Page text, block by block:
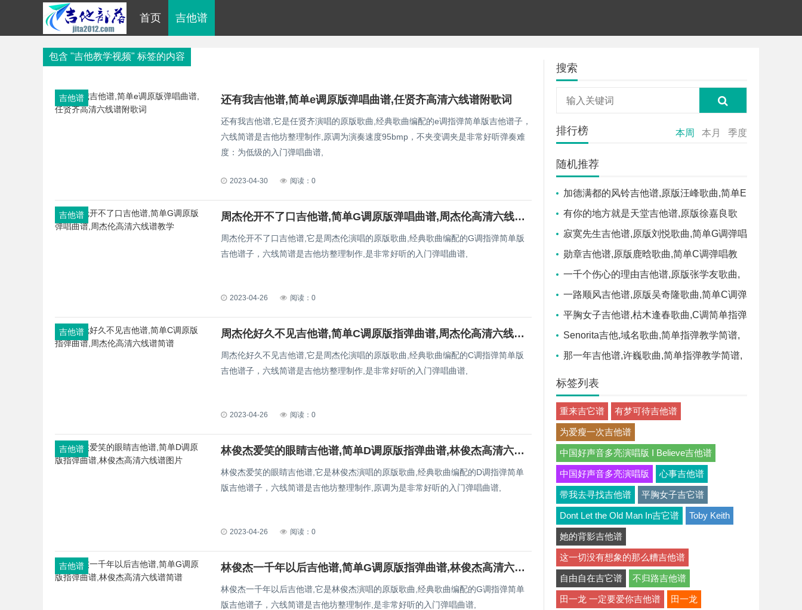
首页 吉他谱
包含 "吉他教学视频" 标签的内容
吉他谱 还有我吉他谱,简单e调原版弹唱曲谱,任贤齐高清六线谱附歌词
还有我吉他谱,它是任贤齐演唱的原版歌曲,经典歌曲编配的e调指弹简单版吉他谱子，
六线简谱是吉他坊整理制作,原调为演奏速度95bmp，不夹变调夹是非常好听弹奏难
度：为低级的入门弹唱曲谱,
2023-04-30 阅读：0
吉他谱 周杰伦开不了口吉他谱,简单G调原版弹唱曲谱,周杰伦高清六线谱教学
周杰伦开不了口吉他谱,它是周杰伦演唱的原版歌曲,经典歌曲编配的G调指弹简单版
吉他谱子，六线简谱是吉他坊整理制作,是非常好听的入门弹唱曲谱,
2023-04-26 阅读：0
吉他谱 周杰伦好久不见吉他谱,简单C调原版指弹曲谱,周杰伦高清六线谱简谱
周杰伦好久不见吉他谱,它是周杰伦演唱的原版歌曲,经典歌曲编配的C调指弹简单版
吉他谱子，六线简谱是吉他坊整理制作,是非常好听的入门弹唱曲谱,
2023-04-26 阅读：0
吉他谱 林俊杰爱笑的眼睛吉他谱,简单D调原版指弹曲谱,林俊杰高清六线谱图片
林俊杰爱笑的眼睛吉他谱,它是林俊杰演唱的原版歌曲,经典歌曲编配的D调指弹简单
版吉他谱子，六线简谱是吉他坊整理制作,原调为是非常好听的入门弹唱曲谱,
2023-04-26 阅读：0
吉他谱 林俊杰一千年以后吉他谱,简单G调原版指弹曲谱,林俊杰高清六线谱简谱
林俊杰一千年以后吉他谱,它是林俊杰演唱的原版歌曲,经典歌曲编配的G调指弹简单
版吉他谱子，六线简谱是吉他坊整理制作,是非常好听的入门弹唱曲谱,
搜索
排行榜 本周 本月 季度
随机推荐
加德满都的风铃吉他谱,原版汪峰歌曲,简单E
调弹唱教学,吉他吧版六线指弹简谱图
有你的地方就是天堂吉他谱,原版徐嘉良歌
曲,简单G调弹唱教学,纯八度吉他兴趣社版六
线指弹简谱图
寂寞先生吉他谱,原版刘悦歌曲,简单G调弹唱
教学,吉他世界版六线指弹简谱图
勋章吉他谱,原版鹿晗歌曲,简单C调弹唱教
学,音乐之家版六线指弹简谱图
一千个伤心的理由吉他谱,原版张学友歌曲,
简单G调弹唱教学,网络转载版六线指弹简谱图
一路顺风吉他谱,原版吴奇隆歌曲,简单C调弹
唱教学,网络转载版六线指弹简谱图
平胸女子吉他谱,枯木逢春歌曲,C调简单指弹
教学简谱,吉他专家六线谱图片
Senorita吉他,域名歌曲,简单指弹教学简谱,
捷诚吉他教室六线谱图片
那一年吉他谱,许巍歌曲,简单指弹教学简谱,
悠音吉他六线谱图片
标签列表
重来吉它谱 有梦可待吉他谱
为爱瘦一次吉他谱
中国好声音多亮演唱版 I Believe吉他谱
中国好声音多亮演唱版 心事吉他谱
带我去寻找吉他谱 平胸女子吉它谱
Dont Let the Old Man In吉它谱 Toby Keith
她的背影吉他谱
这一切没有想象的那么糟吉他谱
自由自在吉它谱 不归路吉他谱
田一龙 一定要爱你吉他谱 田一龙